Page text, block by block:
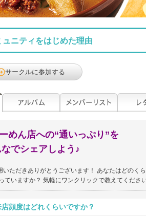
ュニティをはじめた理由
サークルに参加する
めん店への“通いっぷり”を
でシェアしよう♪
ただきありがとうございます！ あなたはどのく
ていますか？ 気軽にワンクリックで教えてくださ
頻度はどれくらいですか？